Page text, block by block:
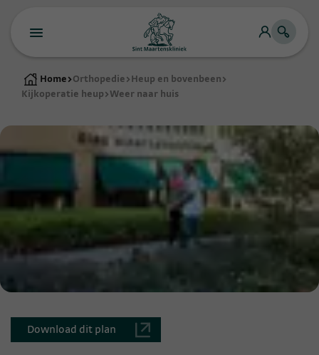
Home >Orthopedie > Heup en bovenbeen >
Kijkoperatie heup >Weer naar huis
Download dit plan